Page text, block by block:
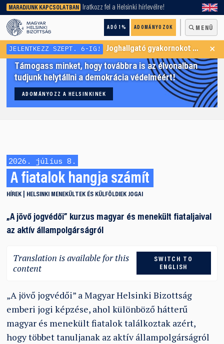
MARADJUNK KAPCSOLATBAN Iratkozz fel a Helsinki hírlevélre!
ADÓ 1% ADOMÁNYOZOK MENÜ
keresőnket!
JELENTKEZZ SZEPT. 6-IG! Joghallgató gyakornokot keresünk Menekültügyi Programunkba ×
Támogass minket, hogy továbbra is az élvonalban
tudjunk helytállni a demokrácia védelméért!
ADOMÁNYOZZ A HELSINKINEK
2026. július 8.
A fiatalok hangja számít
HÍREK HELSINKI MENEKÜLTEK ÉS KÜLFÖLDIEK JOGAI
„A jövő jogvédői” kurzus magyar és menekült fiataljaival
az aktív állampolgárságról
Translation is available for this
content
SWITCH TO
ENGLISH
„A jövő jogvédői” a Magyar Helsinki Bizottság
emberi jogi képzése, ahol különböző hátterű
magyar és menekült fiatalok találkoztak azért,
hogy többet tanuljanak az aktív állampolgárságról